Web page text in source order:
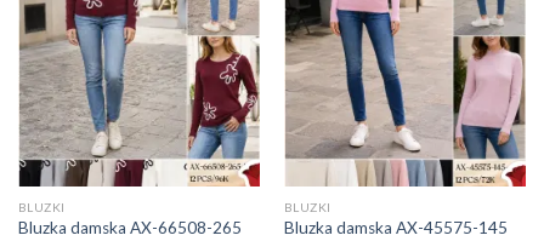
BLUZKI
Bluzka damska AX-66508-265
BLUZKI
Bluzka damska AX-45575-145